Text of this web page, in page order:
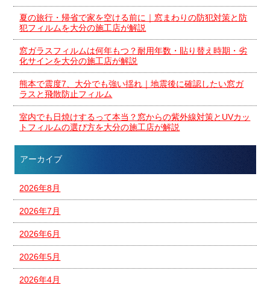
夏の旅行・帰省で家を空ける前に｜窓まわりの防犯対策と防
犯フィルムを大分の施工店が解説
窓ガラスフィルムは何年もつ？耐用年数・貼り替え時期・劣
化サインを大分の施工店が解説
熊本で震度7、大分でも強い揺れ｜地震後に確認したい窓ガ
ラスと飛散防止フィルム
室内でも日焼けするって本当？窓からの紫外線対策とUVカッ
トフィルムの選び方を大分の施工店が解説
アーカイブ
2026年8月
2026年7月
2026年6月
2026年5月
2026年4月